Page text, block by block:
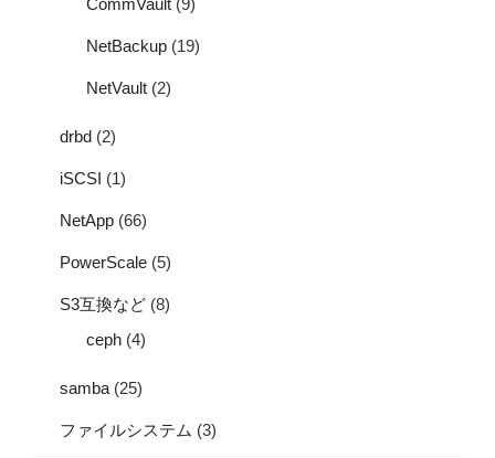
NetBackup (19)
NetVault (2)
drbd (2)
iSCSI (1)
NetApp (66)
PowerScale (5)
S3互換など (8)
ceph (4)
samba (25)
ファイルシステム (3)